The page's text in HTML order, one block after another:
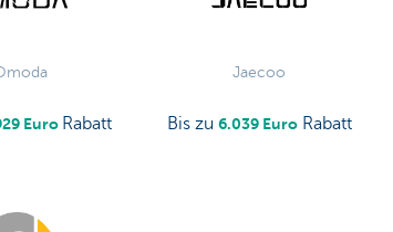
Euro Rabatt
Jaecoo
Bis zu 6.039 EuroRabatt